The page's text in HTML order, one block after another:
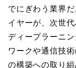
でにぎわう業界
イヤーが、次世
ディープラーニ
ワークや通信技
の構築への取り組